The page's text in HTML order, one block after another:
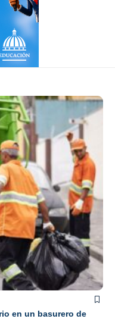
en un basurero de